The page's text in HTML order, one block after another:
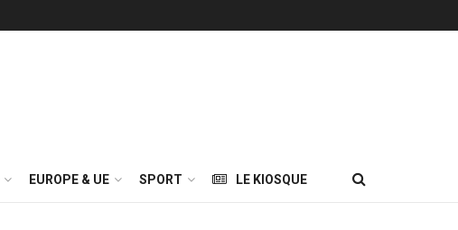
EUROPE & UE SPORT LE KIOSQUE